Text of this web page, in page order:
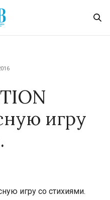
игру
игру со стихиями.